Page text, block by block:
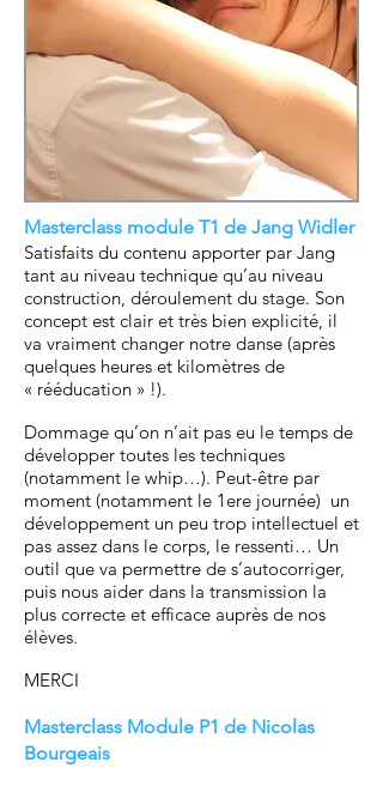
Masterclass module T1 de Jang Widler
Satisfaits du contenu apporter par Jang
tant au niveau technique qu’au niveau
construction, déroulement du stage. Son
concept est clair et très bien explicité, il
va vraiment changer notre danse (après
quelques heures et kilomètres de
« rééducation » !).
Dommage qu’on n’ait pas eu le temps de
développer toutes les techniques
(notamment le whip…). Peut-être par
moment (notamment le 1ere journée) un
développement un peu trop intellectuel et
pas assez dans le corps, le ressenti… Un
outil que va permettre de s’autocorriger,
puis nous aider dans la transmission la
plus correcte et efficace auprès de nos
élèves.
MERCI
Masterclass Module P1 de Nicolas
Bourgeais